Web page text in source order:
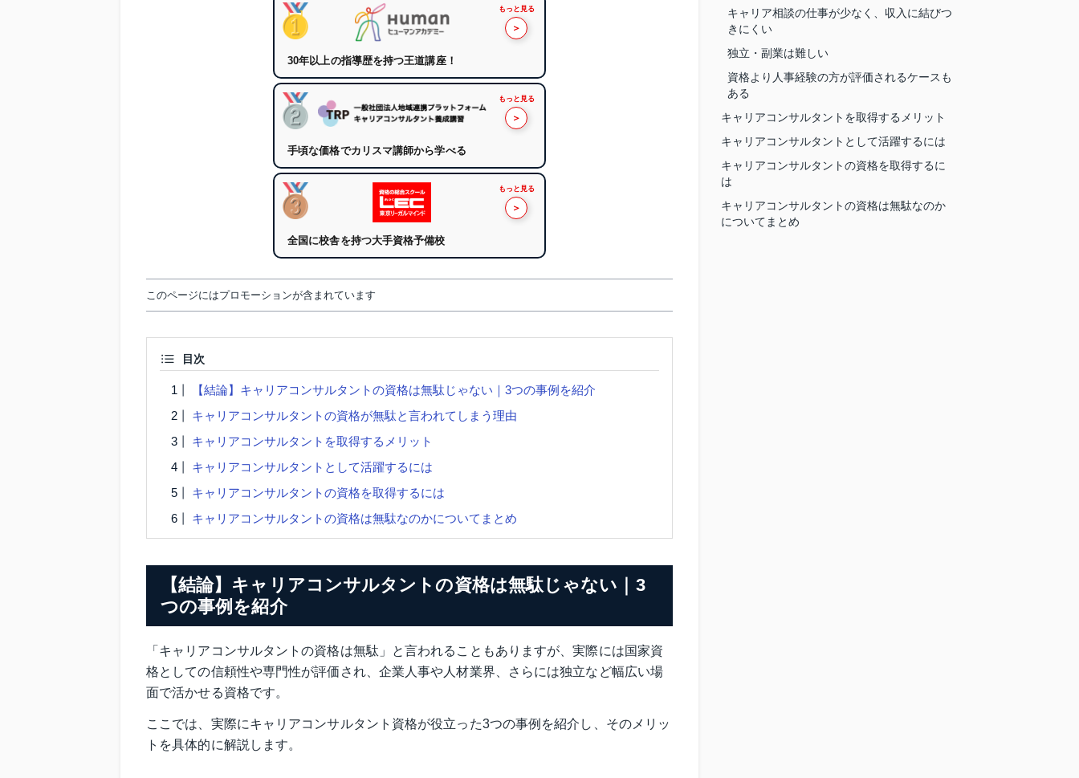
もっと見る
＞
30年以上の指導歴を持つ王道講座！
もっと見る
＞
手頃な価格でカリスマ講師から学べる
もっと見る
＞
全国に校舎を持つ大手資格予備校
このページにはプロモーションが含まれています
目次
【結論】キャリアコンサルタントの資格は無駄じゃない｜3つの事例を紹介
キャリアコンサルタントの資格が無駄と言われてしまう理由
キャリアコンサルタントを取得するメリット
キャリアコンサルタントとして活躍するには
キャリアコンサルタントの資格を取得するには
キャリアコンサルタントの資格は無駄なのかについてまとめ
【結論】キャリアコンサルタントの資格は無駄じゃない｜3
つの事例を紹介
「キャリアコンサルタントの資格は無駄」と言われることもありますが、実際には国家資
格としての信頼性や専門性が評価され、企業人事や人材業界、さらには独立など幅広い場
面で活かせる資格です。
ここでは、実際にキャリアコンサルタント資格が役立った3つの事例を紹介し、そのメリッ
トを具体的に解説します。
キャリア相談の仕事が少なく、収入に結びつ
きにくい
独立・副業は難しい
資格より人事経験の方が評価されるケースも
ある
キャリアコンサルタントを取得するメリット
キャリアコンサルタントとして活躍するには
キャリアコンサルタントの資格を取得するに
は
キャリアコンサルタントの資格は無駄なのか
についてまとめ